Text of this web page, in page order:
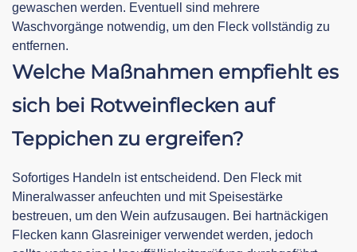
gewaschen werden. Eventuell sind mehrere
Waschvorgänge notwendig, um den Fleck vollständig zu
entfernen.
Welche Maßnahmen empfiehlt es
sich bei Rotweinflecken auf
Teppichen zu ergreifen?
Sofortiges Handeln ist entscheidend. Den Fleck mit
Mineralwasser anfeuchten und mit Speisestärke
bestreuen, um den Wein aufzusaugen. Bei hartnäckigen
Flecken kann Glasreiniger verwendet werden, jedoch